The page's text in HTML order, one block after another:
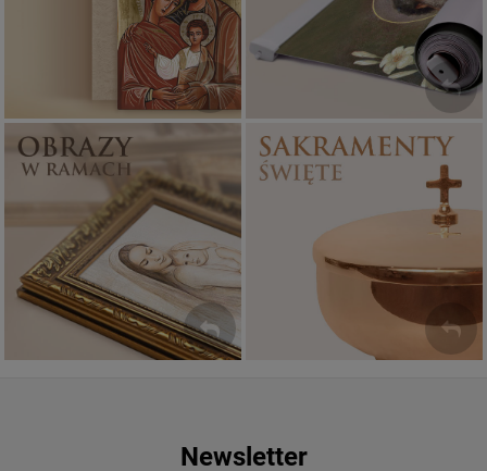
PONAD 400
WZORÓW ZOBACZ
Obrazy religijne
PIĘKNE
WZORY
Sakramenty Święte
Newsletter